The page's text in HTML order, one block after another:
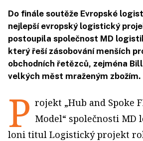
Do finále soutěže Evropské
nejlepší evropský logistický
postoupila společnost MD
který řeší zásobování menších
obchodních řetězců, zejména
velkých měst mraženým zbožím.
P rojekt „Hub and Spoke
Model“ společnosti MD
loni titul Logistický projekt